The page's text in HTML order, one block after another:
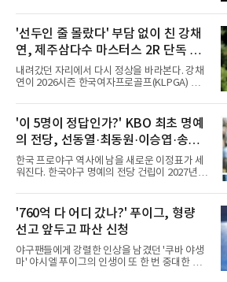
독은 단순히 더위를 이야기하지 않았다. 우천,
폭염, 부상 등 변수가 늘어나는 현실에서 현재
팀당 144경기 체제가 과연 지속 가능한지 질문
을 던졌다.물론 144경기가 세계적으로 특별히
많은 숫자는 아니다. 메이저리그는 팀당 162경
기, 일본프로야구도 143~144경기를 치른다. 숫
자만 놓고 보면 KBO가 유난히 혹사 구조라고 말
비교하기 어려울 정도로 폭염이 길어지고 강해
지고 있다. 여기에 장마, 이
'선두인 줄 몰랐다' 부담 없이 친 강채
연, 제주삼다수 마스터스 2R 단독 선
두
내려갔던 자리에서 다시 정상을 바라본다. 강채
연이 2026시즌 한국여자프로골프(KLPGA) 투어
억 원, 우승상금 1억8000만 원) 2라운드에서 단
독 선두로 도약했다.강채연은 7일 제주도 서귀
포의 테디밸리 골프앤리조트(파72)에서 열린 2
라운드에서 버디 5개와 보기 1개를 묶어 4언더
파 68타를 쳤다. 중간합계 9언더파 135타로 전
날 공동 4위에서 선두로 올라섰다. 공동 2위 그
룹(8언더파 136타)과는 한 타 차다.이 대회는 그
받았으나, 지난해 상금순위 75위에 그쳐 시드순
위전으로 밀렸고 본선에서도 78위에
'이 5명이 정답인가?' KBO 최초 명예
의 전당, 선동열·최동원·이승엽·송진
우·김응용을 둘러싼 논쟁
한국 프로야구 역사에 남을 새로운 이정표가 세
워진다. 한국야구 명예의 전당 건립이 2027년으
문으로 향하고 있다. "누가 한국 야구 최초의 명
예의 전당 헌액자가 될 것인가?"현재 가장 많이
거론되는 후보군은 선동열, 최동원, 이승엽, 송
진우, 그리고 김응용 감독이다. 한국 야구의 시
대별 상징성과 업적을 고려하면 충분히 설득력
있는 이름들이다.선동열은 한국 야구가 배출한
최고의 투수로 평가받는다. 해태 시절 통산 146
'760억 다 어디 갔나?' 푸이그, 형량
선고 앞두고 파산 신청
야구팬들에게 강렬한 인상을 남겼던 '쿠바 야생
마' 야시엘 푸이그의 인생이 또 한 번 중대한 갈